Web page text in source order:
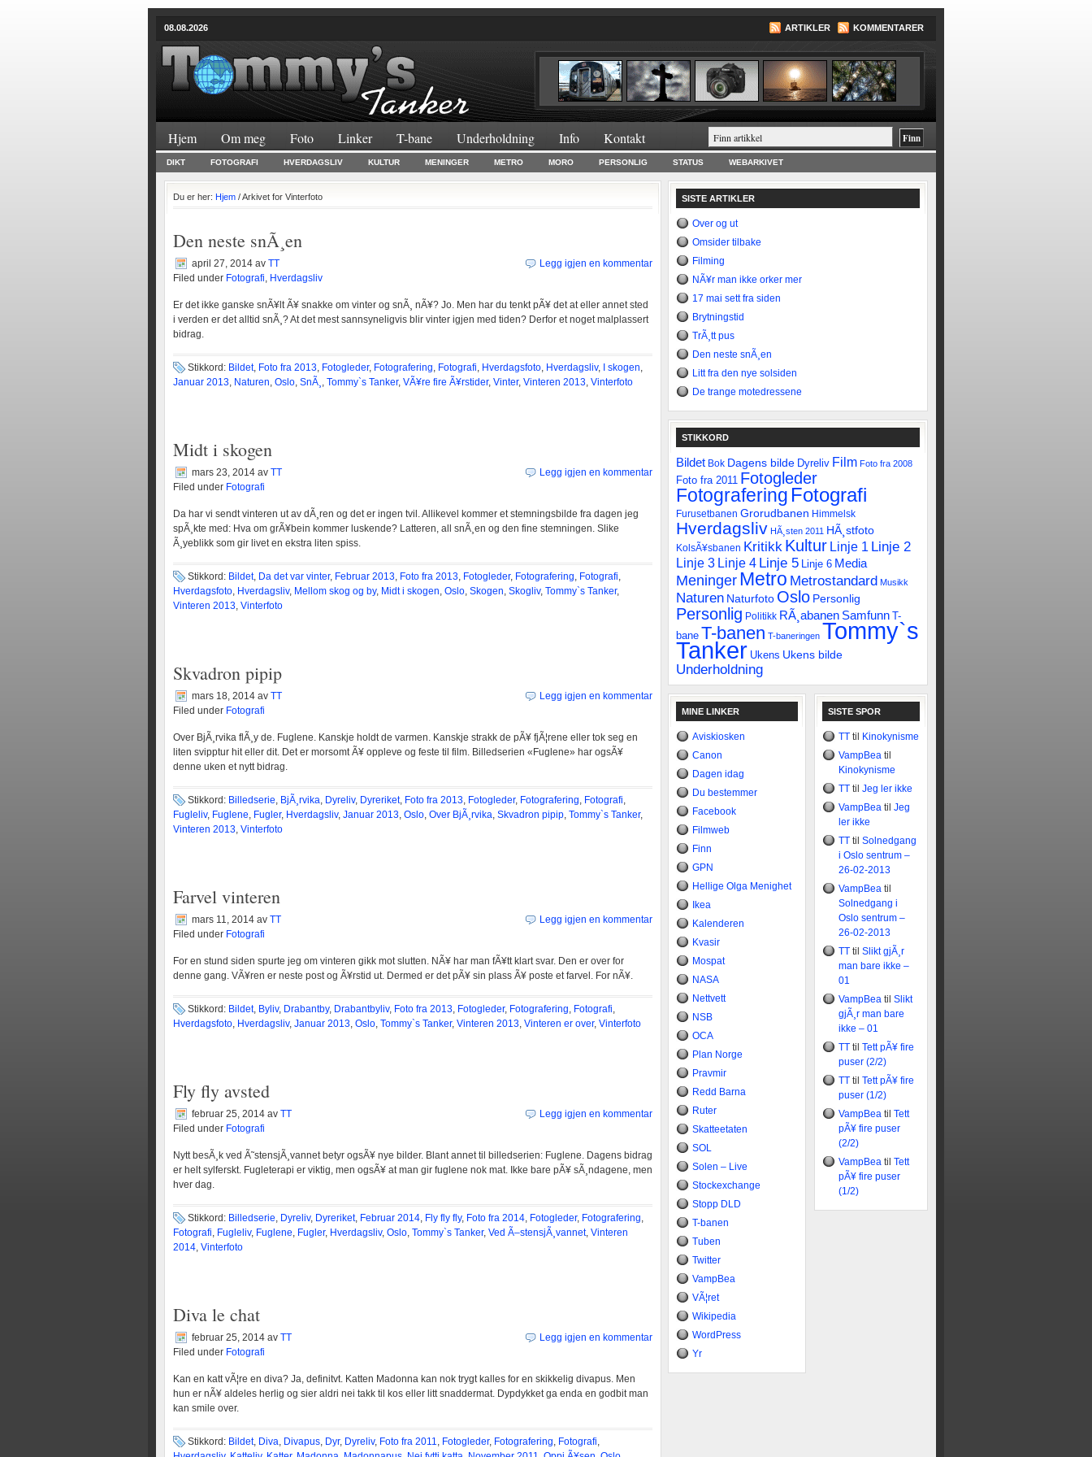
08.08.2026 ARTIKLER KOMMENTARER
Hjem Om meg Foto Linker T-bane Underholdning Info Kontakt
DIKT FOTOGRAFI HVERDAGSLIV KULTUR MENINGER METRO MORO PERSONLIG STATUS WEBARKIVET
Du er her: Hjem / Arkivet for Vinterfoto
Den neste snÃ¸en
april 27, 2014 av TT
Filed under Fotografi, Hverdagsliv
Legg igjen en kommentar
Er det ikke ganske snÃ¥lt Ã¥ snakke om vinter og snÃ¸ nÃ¥? Jo. Men har du tenkt pÃ¥ det at eller annet sted
i verden er det alltid snÃ¸? At det mest sannsyneligvis blir vinter igjen med tiden? Derfor et noget malplassert
bidrag.
Stikkord: Bildet, Foto fra 2013, Fotogleder, Fotografering, Fotografi, Hverdagsfoto, Hverdagsliv, I skogen,
Januar 2013, Naturen, Oslo, SnÃ¸ , Tommy`s Tanker, VÃ¥re fire Ã¥rstider, Vinter, Vinteren 2013, Vinterfoto
Midt i skogen
mars 23, 2014 av TT
Filed under Fotografi
Legg igjen en kommentar
Da har vi sendt vinteren ut av dÃ¸ren og det er ingen tvil. Allikevel kommer et stemningsbilde fra dagen jeg
spÃ¸kte med: Hva om grÃ¥bein kommer luskende? Latteren, all snÃ¸en og den fine stemningen. Slike
Ã¸yeblikk som gir livet en ekstra liten spiss.
Stikkord: Bildet, Da det var vinter, Februar 2013, Foto fra 2013, Fotogleder, Fotografering, Fotografi,
Hverdagsfoto, Hverdagsliv, Mellom skog og by, Midt i skogen, Oslo, Skogen, Skogliv, Tommy`s Tanker,
Vinteren 2013, Vinterfoto
Skvadron pipip
mars 18, 2014 av TT
Filed under Fotografi
Legg igjen en kommentar
Over BjÃ¸rvika flÃ¸y de. Fuglene. Kanskje holdt de varmen. Kanskje strakk de pÃ¥ fjÃ¦rene eller tok seg en
liten svipptur hit eller dit. Det er morsomt Ã¥ oppleve og feste til film. Billedserien «Fuglene» har ogsÃ¥
denne uken et nytt bidrag.
Stikkord: Billedserie, BjÃ¸rvika, Dyreliv, Dyreriket, Foto fra 2013, Fotogleder, Fotografering, Fotografi,
Fugleliv, Fuglene, Fugler, Hverdagsliv, Januar 2013, Oslo, Over BjÃ¸rvika, Skvadron pipip, Tommy`s Tanker,
Vinteren 2013, Vinterfoto
Farvel vinteren
mars 11, 2014 av TT
Filed under Fotografi
Legg igjen en kommentar
For en stund siden spurte jeg om vinteren gikk mot slutten. NÃ¥ har man fÃ¥tt klart svar. Den er over for
denne gang. VÃ¥ren er neste post og Ã¥rstid ut. Dermed er det pÃ¥ sin plass Ã¥ poste et farvel. For nÃ¥.
Stikkord: Bildet, Byliv, Drabantby, Drabantbyliv, Foto fra 2013, Fotogleder, Fotografering, Fotografi,
Hverdagsfoto, Hverdagsliv, Januar 2013, Oslo, Tommy`s Tanker, Vinteren 2013, Vinteren er over, Vinterfoto
Fly fly avsted
februar 25, 2014 av TT
Filed under Fotografi
Legg igjen en kommentar
Nytt besÃ¸k ved Ã˜stensjÃ¸vannet betyr ogsÃ¥ nye bilder. Blant annet til billedserien: Fuglene. Dagens bidrag
er helt sylferskt. Fugleterapi er viktig, men ogsÃ¥ at man gir fuglene nok mat. Ikke bare pÃ¥ sÃ¸ndagene, men
hver dag.
Stikkord: Billedserie, Dyreliv, Dyreriket, Februar 2014, Fly fly fly, Foto fra 2014, Fotogleder, Fotografering,
Fotografi, Fugleliv, Fuglene, Fugler, Hverdagsliv, Oslo, Tommy`s Tanker, Ved Ã–stensjÃ¸vannet, Vinteren
2014, Vinterfoto
Diva le chat
februar 25, 2014 av TT
Filed under Fotografi
Legg igjen en kommentar
Kan en katt vÃ¦re en diva? Ja, definitvt. Katten Madonna kan nok trygt kalles for en skikkelig divapus. Men
hun er nÃ¥ aldeles herlig og sier aldri nei takk til kos eller litt snaddermat. Dypdykket ga enda en godbit man
kan smile over.
Stikkord: Bildet, Diva, Divapus, Dyr, Dyreliv, Foto fra 2011, Fotogleder, Fotografering, Fotografi,
SISTE ARTIKLER
Over og ut
Omsider tilbake
Filming
NÃ¥r man ikke orker mer
17 mai sett fra siden
Brytningstid
TrÃ¸tt pus
Den neste snÃ¸en
Litt fra den nye solsiden
De trange motedressene
STIKKORD
Bildet Bok Dagens bilde Dyreliv Film Foto fra 2008
Foto fra 2011 Fotogleder
Fotografering Fotografi
Furusetbanen Grorudbanen Himmelsk
Hverdagsliv HÃ¸sten 2011 HÃ¸stfoto
KolsÃ¥sbanen Kritikk Kultur Linje 1 Linje 2
Linje 3 Linje 4 Linje 5 Linje 6 Media
Meninger Metro Metrostandard Musikk
Naturen Naturfoto Oslo Personlig
Personlig Politikk RÃ¸abanen Samfunn T-
bane T-banen T-baneringen Tommy`s
Tanker Ukens Ukens bilde
Underholdning
MINE LINKER
Aviskiosken
Canon
Dagen idag
Du bestemmer
Facebook
Filmweb
Finn
GPN
Hellige Olga Menighet
Ikea
Kalenderen
Kvasir
Mospat
NASA
Nettvett
NSB
OCA
Plan Norge
Pravmir
Redd Barna
Ruter
Skatteetaten
SOL
Solen – Live
Stockexchange
Stopp DLD
T-banen
Tuben
Twitter
VampBea
VÃ¦ret
Wikipedia
WordPress
Yr
SISTE SPOR
TT til
Kinokynisme
VampBea til
Kinokynisme
TT til Jeg ler ikke
VampBea til Jeg
ler ikke
TT til Solnedgang
i Oslo sentrum –
26-02-2013
VampBea til
Solnedgang i
Oslo sentrum –
26-02-2013
TT til Slikt gjÃ¸r
man bare ikke –
01
VampBea til Slikt
gjÃ¸r man bare
ikke – 01
TT til Tett pÃ¥ fire
puser (2/2)
TT til Tett pÃ¥ fire
puser (1/2)
VampBea til Tett
pÃ¥ fire puser
(2/2)
VampBea til Tett
pÃ¥ fire puser
(1/2)